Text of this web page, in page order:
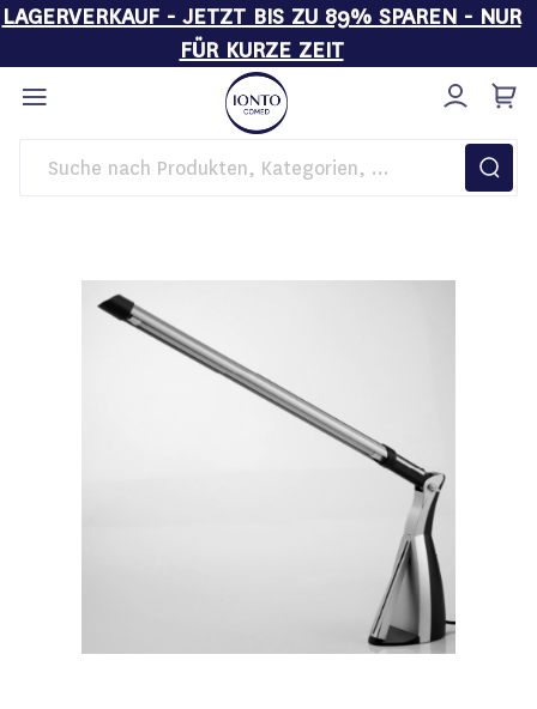
LAGERVERKAUF - JETZT BIS ZU 89% SPAREN - NUR
FÜR KURZE ZEIT
Direkt
zum
Inhalt
Startseite Sale Ersatzleuchte